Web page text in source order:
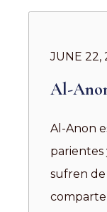
JUNE 22,
Al-
Al-Anon
parientes
sufren de